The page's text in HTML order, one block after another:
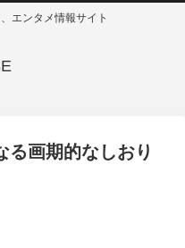
エンタメ情報サイト
る画期的なしおり